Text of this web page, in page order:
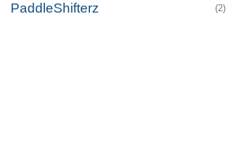
PaddleShifterz (2)